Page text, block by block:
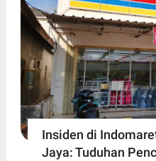
Insiden di
Jaya: Tuduhan